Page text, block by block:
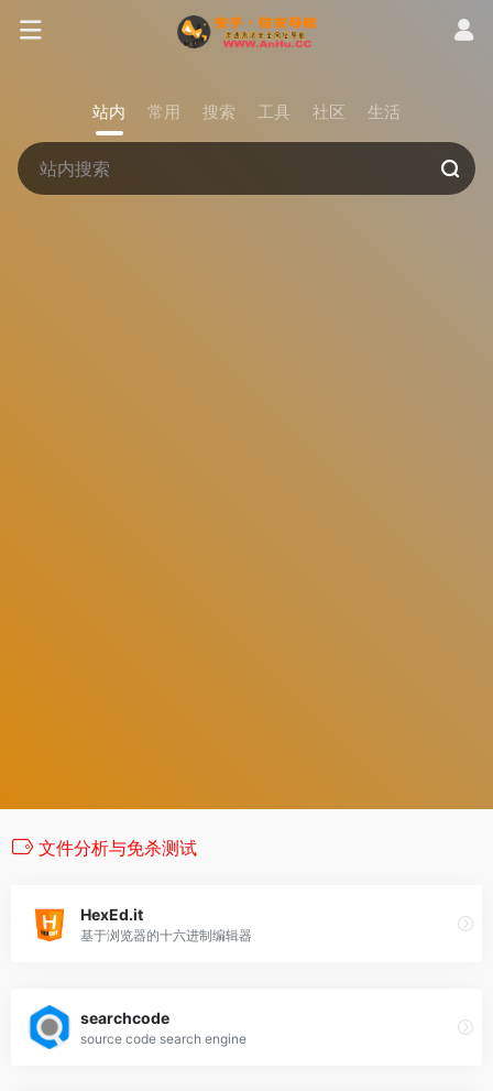
站内 常用 搜索 工具 社区 生活
文件分析与免杀测试
HexEd.it
基于浏览器的十六进制编辑器
searchcode
source code search engine